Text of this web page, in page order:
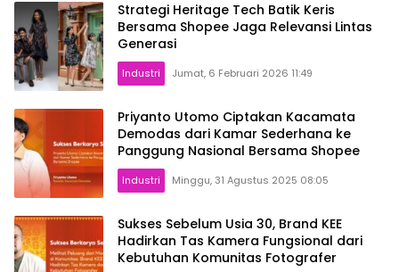
Strategi Heritage Tech Batik Keris
Bersama Shopee Jaga Relevansi Lintas
Generasi
Industri Jumat, 6 Februari 2026 11:49
Priyanto Utomo Ciptakan Kacamata
Demodas dari Kamar Sederhana ke
Panggung Nasional Bersama Shopee
Industri Minggu, 31 Agustus 2025 08:05
Sukses Sebelum Usia 30, Brand KEE
Hadirkan Tas Kamera Fungsional dari
Kebutuhan Komunitas Fotografer